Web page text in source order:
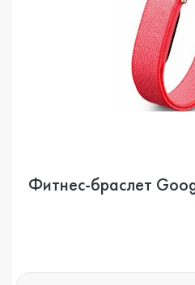
Фитнес-браслет